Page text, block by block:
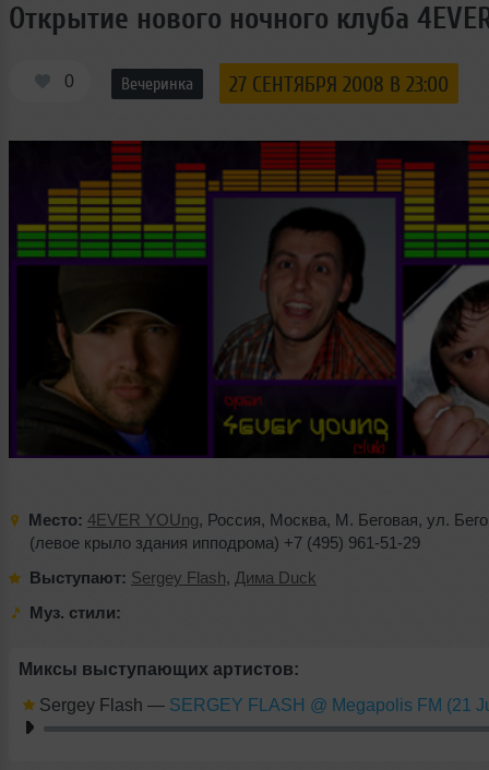
Открытие нового ночного клуба
0 Вечеринка 27 СЕНТЯБРЯ 2008 В 23:00
Место: 4EVER YOUng, Россия, Москва, M. Беговая, ул.
(левое крыло здания ипподрома) +7 (495) 961-51-29
Выступают: Sergey Flash, Дима Duck
Муз. стили:
Миксы выступающих артистов:
Sergey Flash — SERGEY FLASH @ Megapolis FM (21